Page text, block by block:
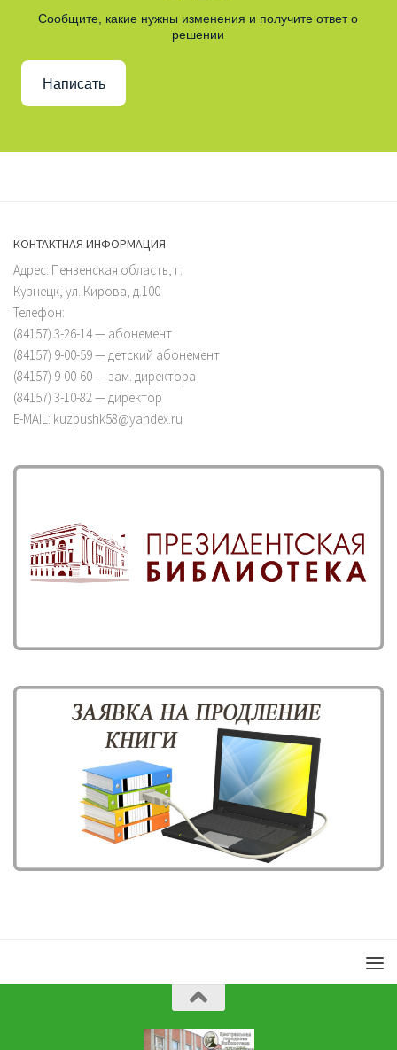
Сообщите, какие нужны изменения и получите ответ о
решении
Написать
КОНТАКТНАЯ ИНФОРМАЦИЯ
Адрес: Пензенская область, г.
Кузнецк, ул. Кирова, д.100
Телефон:
(84157) 3-26-14 — абонемент
(84157) 9-00-59 — детский абонемент
(84157) 9-00-60 — зам. директора
(84157) 3-10-82 — директор
E-MAIL: kuzpushk58@yandex.ru